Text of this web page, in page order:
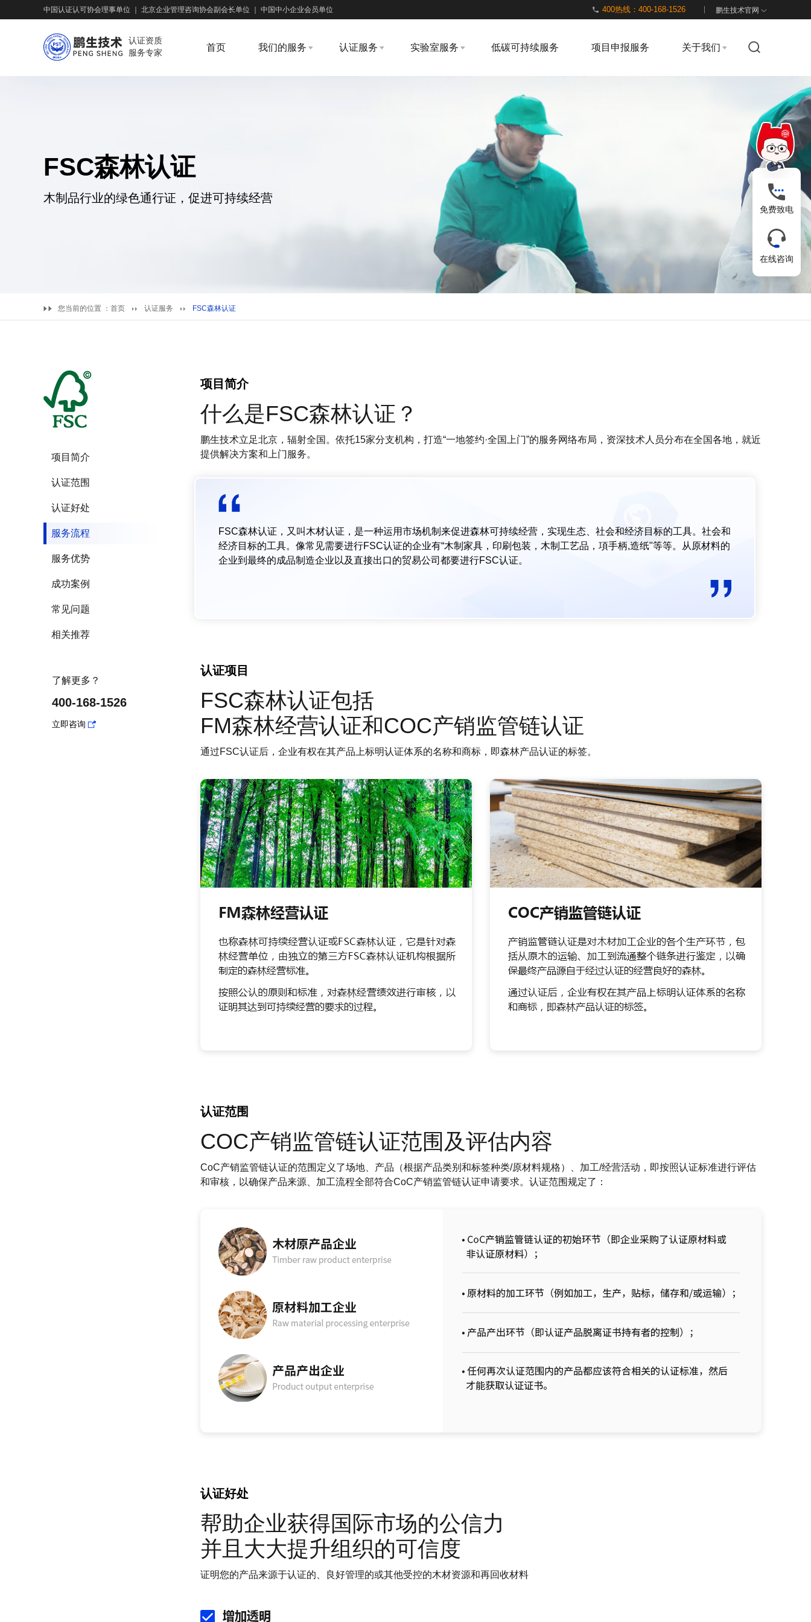
中国认证认可协会理事单位 北京企业管理咨询协会副会长单位 中国中小企业会员单位 400热线：400-168-1526 鹏生技术官网
认证资质
服务专家
首页 我们的服务 认证服务 实验室服务 低碳可持续服务 项目申报服务 关于我们
FSC森林认证
木制品行业的绿色通行证，促进可持续经营
您当前的位置 ： 首页 认证服务 FSC森林认证
项目简介
认证范围
认证好处
服务流程
服务优势
成功案例
常见问题
相关推荐
了解更多？
400-168-1526
立即咨询
项目简介
什么是FSC森林认证？
鹏生技术立足北京，辐射全国。依托15家分支机构，打造“一地签约·全国上门”的服务网络布局，资深技术人员分布在全国各地，就近
提供解决方案和上门服务。
FSC森林认证，又叫木材认证，是一种运用市场机制来促进森林可持续经营，实现生态、社会和经济目标的工具。社会和
经济目标的工具。像常见需要进行FSC认证的企业有“木制家具，印刷包装，木制工艺品，項手柄,造纸"等等。从原材料的
企业到最终的成品制造企业以及直接出口的贸易公司都要进行FSC认证。
认证项目
FSC森林认证包括
FM森林经营认证和COC产销监管链认证
通过FSC认证后，企业有权在其产品上标明认证体系的名称和商标，即森林产品认证的标签。
认证范围
COC产销监管链认证范围及评估内容
CoC产销监管链认证的范围定义了场地、产品（根据产品类别和标签种类/原材料规格）、加工/经营活动，即按照认证标准进行评估
和审核，以确保产品来源、加工流程全部符合CoC产销监管链认证申请要求。认证范围规定了：
认证好处
帮助企业获得国际市场的公信力
并且大大提升组织的可信度
证明您的产品来源于认证的、良好管理的或其他受控的木材资源和再回收材料
免费致电
在线咨询